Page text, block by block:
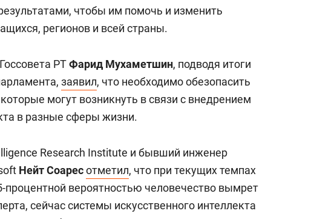
чтобы им помочь и изменить
регионов и всей страны.
РТФарид Мухаметшин, подводя итоги
заявил, что необходимо обезопасить
могут возникнуть в связи с внедрением
в разные сферы жизни.
Research Institute и бывший инженер
Нейт Соаресотметил, что при текущих темпах
процентной вероятностью человечество вымрет
сейчас системы искусственного интеллекта